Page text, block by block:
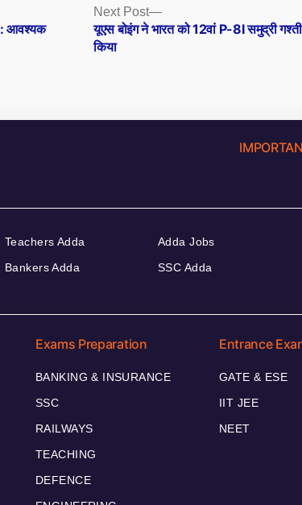
आवश्यक
Next Post
Next
post:
यूएस बोइंग ने भारत को 12वां P-8I समुद्री गश्ती
किया
Teachers Adda
Bankers Adda
Adda Jobs
SSC Adda
Exams Preparation
BANKING & INSURANCE
SSC
RAILWAYS
TEACHING
DEFENCE
Entrance
GATE & ESE
IIT JEE
NEET